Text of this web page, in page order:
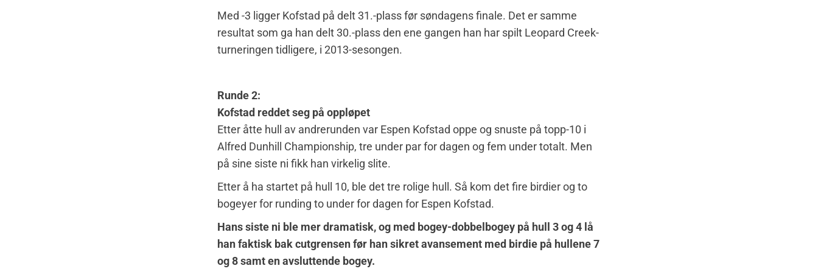
Med -3 ligger Kofstad på delt 31.-plass før søndagens finale. Det er samme
resultat som ga han delt 30.-plass den ene gangen han har spilt Leopard Creek-
turneringen tidligere, i 2013-sesongen.
Runde 2:
Kofstad reddet seg på oppløpet
Etter åtte hull av andrerunden var Espen Kofstad oppe og snuste på topp-10 i
Alfred Dunhill Championship, tre under par for dagen og fem under totalt. Men
på sine siste ni fikk han virkelig slite.
Etter å ha startet på hull 10, ble det tre rolige hull. Så kom det fire birdier og to
bogeyer for runding to under for dagen for Espen Kofstad.
Hans siste ni ble mer dramatisk, og med bogey-dobbelbogey på hull 3 og 4 lå
han faktisk bak cutgrensen før han sikret avansement med birdie på hullene 7
og 8 samt en avsluttende bogey.